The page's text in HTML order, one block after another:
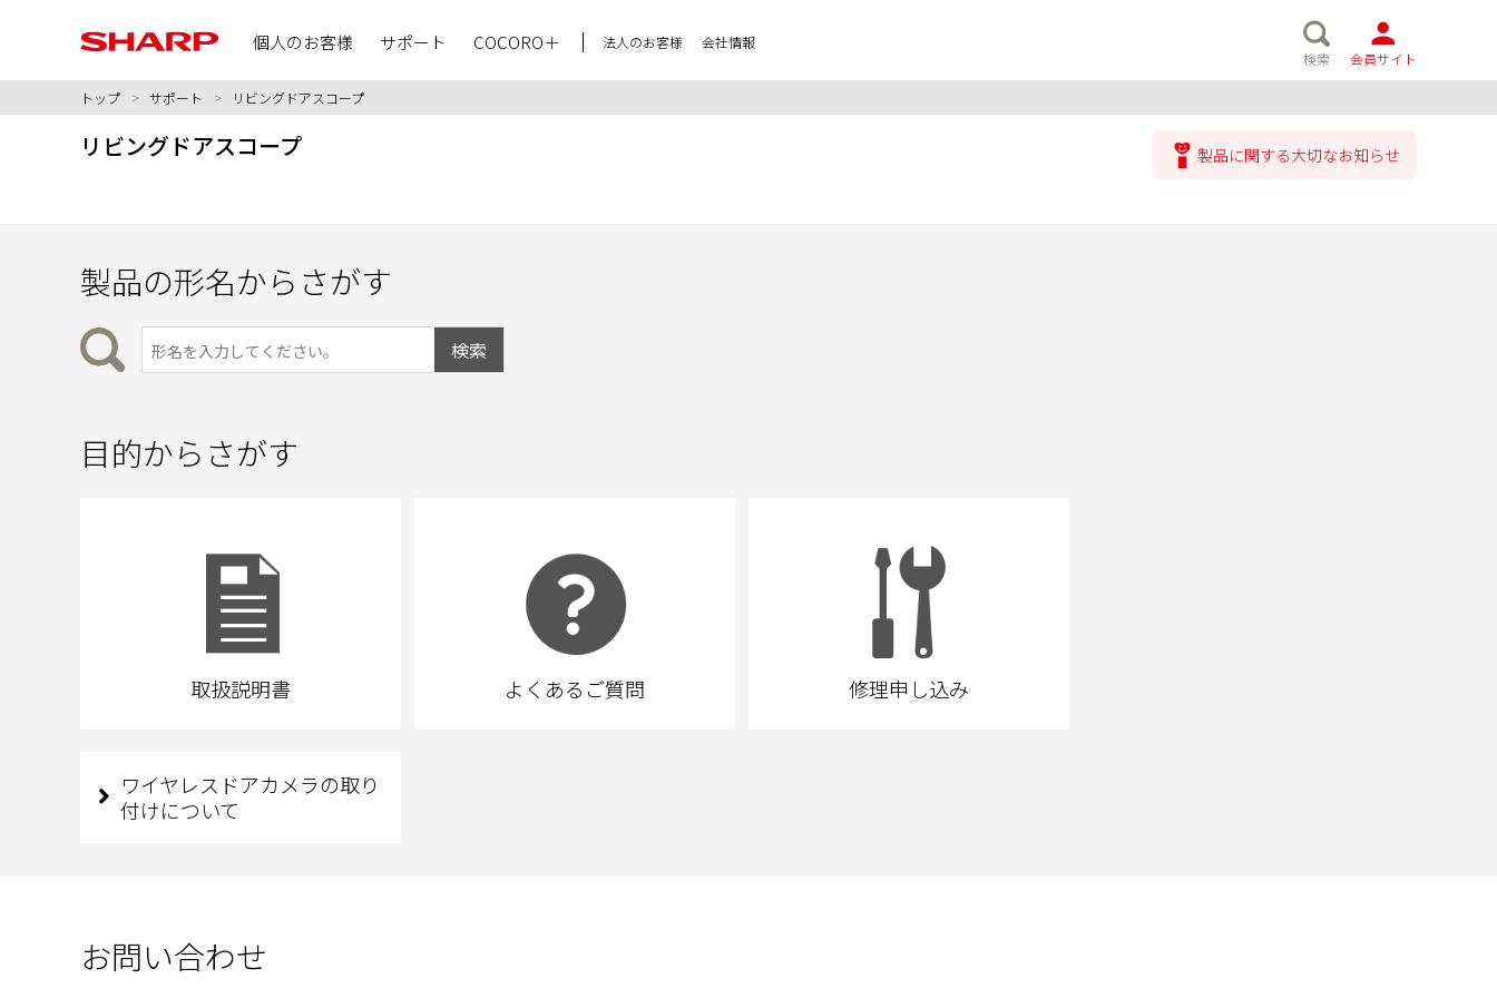
個人のお客様 サポート COCORO＋ 法人のお客様
会社情報
検索
会員サイト
トップ > サポート > リビングドアスコープ
リビングドアスコープ 製品に関する大切なお知らせ
製品の形名からさがす
目的からさがす
取扱説明書 よくあるご質問 修理申し込み
ワイヤレスドアカメラの取り
付けについて
お問い合わせ